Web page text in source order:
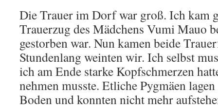
Die Trauer im Dorf war groß. Ich kam
Trauerzug des Mädchens Vumi Mauo
gestorben war. Nun kamen beide
Stundenlang weinten wir. Ich selbst
ich am Ende starke Kopfschmerzen
nehmen musste. Etliche Pygmäen
Boden und konnten nicht mehr